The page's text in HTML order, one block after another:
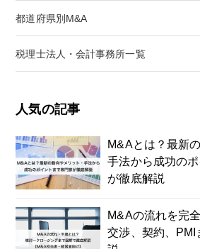
都道府県別M&A
税理士法人・会計事務所一覧
人気の記事
M&Aとは？最新
手法から成功の
が徹底解説
M&Aの流れを完
交渉、契約、PMI